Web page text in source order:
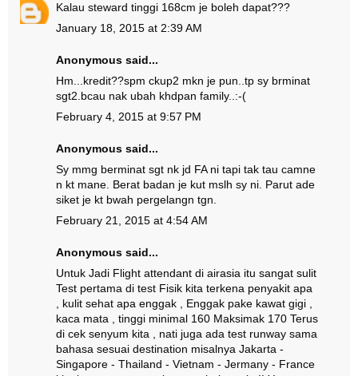
Kalau steward tinggi 168cm je boleh dapat???
January 18, 2015 at 2:39 AM
Anonymous said...
Hm...kredit??spm ckup2 mkn je pun..tp sy brminat
sgt2.bcau nak ubah khdpan family..:-(
February 4, 2015 at 9:57 PM
Anonymous said...
Sy mmg berminat sgt nk jd FA ni tapi tak tau camne
n kt mane. Berat badan je kut mslh sy ni. Parut ade
siket je kt bwah pergelangn tgn.
February 21, 2015 at 4:54 AM
Anonymous said...
Untuk Jadi Flight attendant di airasia itu sangat sulit
Test pertama di test Fisik kita terkena penyakit apa
, kulit sehat apa enggak , Enggak pake kawat gigi ,
kaca mata , tinggi minimal 160 Maksimak 170 Terus
di cek senyum kita , nati juga ada test runway sama
bahasa sesuai destination misalnya Jakarta -
Singapore - Thailand - Vietnam - Jermany - France